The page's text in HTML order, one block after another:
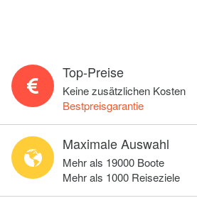
Top-Preise
Keine zusätzlichen Kosten
Bestpreisgarantie
Maximale Auswahl
Mehr als 19000 Boote
Mehr als 1000 Reiseziele